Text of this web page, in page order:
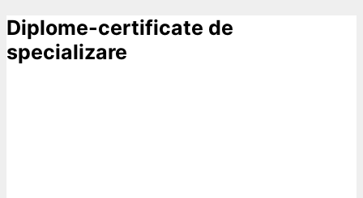
Diplome-certificate de
specializare